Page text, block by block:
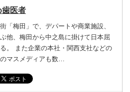
歯医者
「梅田」で、デパートや商業施設、
他、梅田から中之島に掛けて日本屈
。 また企業の本社・関西支社などの
マスメディアも数…